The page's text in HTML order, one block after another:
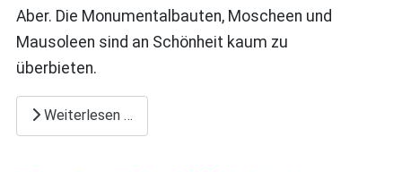
Aber. Die Monumentalbauten, Moscheen und
Mausoleen sind an Schönheit kaum zu
überbieten.
Weiterlesen …